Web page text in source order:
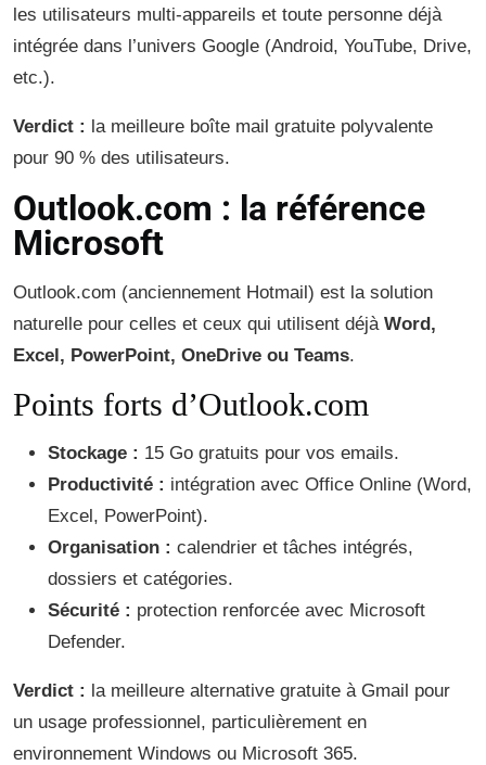
les utilisateurs multi-appareils et toute personne déjà
intégrée dans l’univers Google (Android, YouTube, Drive,
etc.).
Verdict : la meilleure boîte mail gratuite polyvalente
pour 90 % des utilisateurs.
Outlook.com : la référence
Microsoft
Outlook.com (anciennement Hotmail) est la solution
naturelle pour celles et ceux qui utilisent déjà Word,
Excel, PowerPoint, OneDrive ou Teams.
Points forts d’Outlook.com
Stockage : 15 Go gratuits pour vos emails.
Productivité : intégration avec Office Online (Word,
Excel, PowerPoint).
Organisation : calendrier et tâches intégrés,
dossiers et catégories.
Sécurité : protection renforcée avec Microsoft
Defender.
Verdict : la meilleure alternative gratuite à Gmail pour
un usage professionnel, particulièrement en
environnement Windows ou Microsoft 365.